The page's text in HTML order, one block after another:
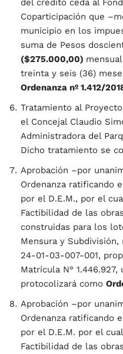
del crédito ceda al
Coparticipación que
municipio en los
suma de Pesos
($275.000,00)
treinta y seis (36)
Ordenanza nº 1.412/
Tratamiento al
el Concejal Claudio
Administradora del
Dicho tratamiento se
Aprobación –por
Ordenanza ratificando
por el D.E.M., por el
Factibilidad de las
construidas para los
Mensura y
24-01-03-007-001,
Matrícula N°
protocolizará como
Aprobación –por
Ordenanza ratificando
por el D.E.M. por el
Factibilidad de las